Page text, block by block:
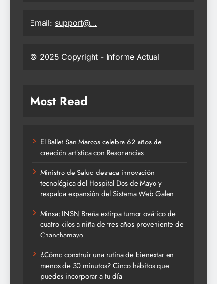
Email: support@...
© 2025 Copyright - Informe Actual
Most Read
El Ballet San Marcos celebra 62 años de
creación artística con Resonancias
Ministro de Salud destaca innovación
tecnológica del Hospital Dos de Mayo y
respalda expansión del Sistema Web Galen
Minsa: INSN Breña extirpa tumor ovárico de
cuatro kilos a niña de tres años proveniente de
Chanchamayo
¿Cómo construir una rutina de bienestar en
menos de 30 minutos? Cinco hábitos que
puedes incorporar a tu día